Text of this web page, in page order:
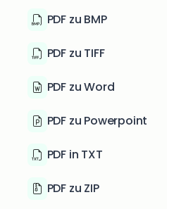
PDF zu BMP
PDF zu TIFF
PDF zu Word
PDF zu Powerpoint
PDF in TXT
PDF zu ZIP